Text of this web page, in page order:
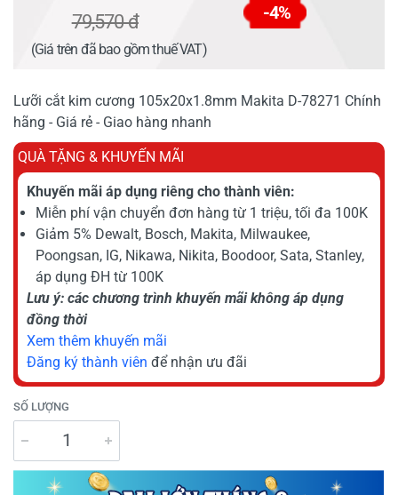
79,570 đ -4%
(Giá trên đã bao gồm thuế VAT)
Lưỡi cắt kim cương 105x20x1.8mm Makita D-78271 Chính
hãng - Giá rẻ - Giao hàng nhanh
QUÀ TẶNG & KHUYẾN MÃI
Khuyến mãi áp dụng riêng cho thành viên:
Miễn phí vận chuyển đơn hàng từ 1 triệu, tối đa 100K
Giảm 5% Dewalt, Bosch, Makita, Milwaukee,
Poongsan, IG, Nikawa, Nikita, Boodoor, Sata, Stanley,
áp dụng ĐH từ 100K
Lưu ý: các chương trình khuyến mãi không áp dụng
đồng thời
Xem thêm khuyến mãi
Đăng ký thành viên để nhận ưu đãi
SỐ LƯỢNG